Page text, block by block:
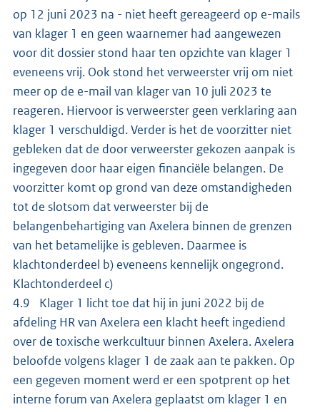
op 12 juni 2023 na - niet heeft gereageerd op e-mails
van klager 1 en geen waarnemer had aangewezen
voor dit dossier stond haar ten opzichte van klager 1
eveneens vrij. Ook stond het verweerster vrij om niet
meer op de e-mail van klager van 10 juli 2023 te
reageren. Hiervoor is verweerster geen verklaring aan
klager 1 verschuldigd. Verder is het de voorzitter niet
gebleken dat de door verweerster gekozen aanpak is
ingegeven door haar eigen financiële belangen. De
voorzitter komt op grond van deze omstandigheden
tot de slotsom dat verweerster bij de
belangenbehartiging van Axelera binnen de grenzen
van het betamelijke is gebleven. Daarmee is
klachtonderdeel b) eveneens kennelijk ongegrond.
Klachtonderdeel c)
4.9 Klager 1 licht toe dat hij in juni 2022 bij de
afdeling HR van Axelera een klacht heeft ingediend
over de toxische werkcultuur binnen Axelera. Axelera
beloofde volgens klager 1 de zaak aan te pakken. Op
een gegeven moment werd er een spotprent op het
interne forum van Axelera geplaatst om klager 1 en